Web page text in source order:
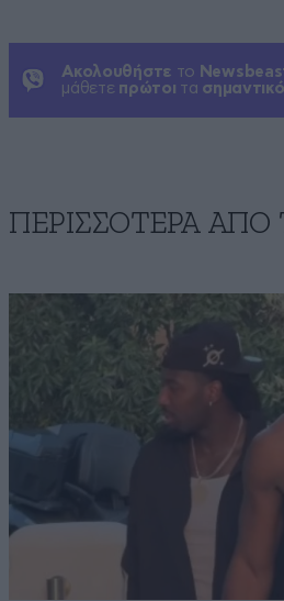
Ακολουθήστε το
μάθετε πρώτοι τα
ΠΕΡΙΣΣΟΤΕΡΑ ΑΠΟ